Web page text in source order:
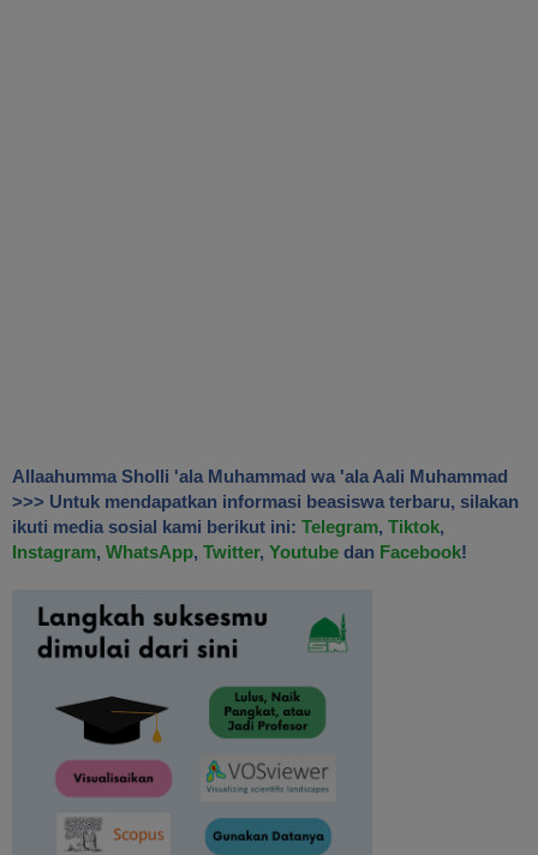
Allaahumma Sholli 'ala Muhammad wa 'ala Aali Muhammad
>>> Untuk mendapatkan informasi beasiswa terbaru, silakan
ikuti media sosial kami berikut ini: Telegram, Tiktok,
Instagram, WhatsApp, Twitter, Youtube dan Facebook!